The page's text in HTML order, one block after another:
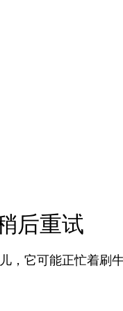
后重试
，它可能正忙着刷